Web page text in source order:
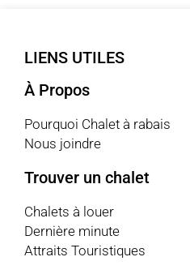
LIENS UTILES
À Propos
Pourquoi Chalet à rabais
Nous joindre
Trouver un chalet
Chalets à louer
Dernière minute
Attraits Touristiques